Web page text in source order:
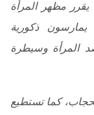
يقرر مظهر المرأة
يمارسون ذكورية
المرأة وسيطرة
كما تستطيع